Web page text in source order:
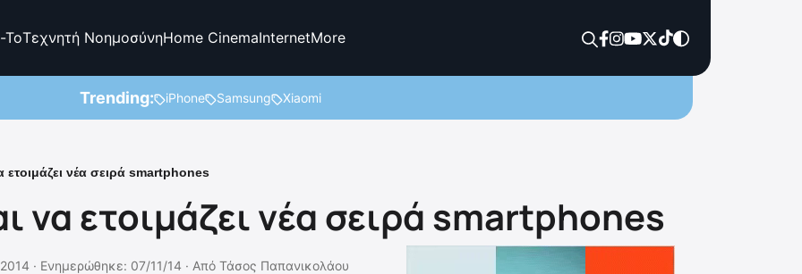
ToΤεχνητή ΝοημοσύνηHome CinemaInternetMore
Trending: iPhone Samsung Xiaomi
ετοιμάζει νέα σειρά smartphones
να ετοιμάζει νέα σειρά smartphones
· Ενημερώθηκε: 07/11/14 · Από Τάσος Παπανικολάου